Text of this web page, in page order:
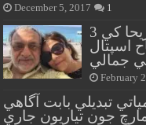
December 5, 2017 1
هزار خان بجاراڻي کي هڪ ۽ فريحا کي 3
اسپتال
جمالي
February
موسمياتي تبديلي بابت آگاهي
جون تياريون جاري